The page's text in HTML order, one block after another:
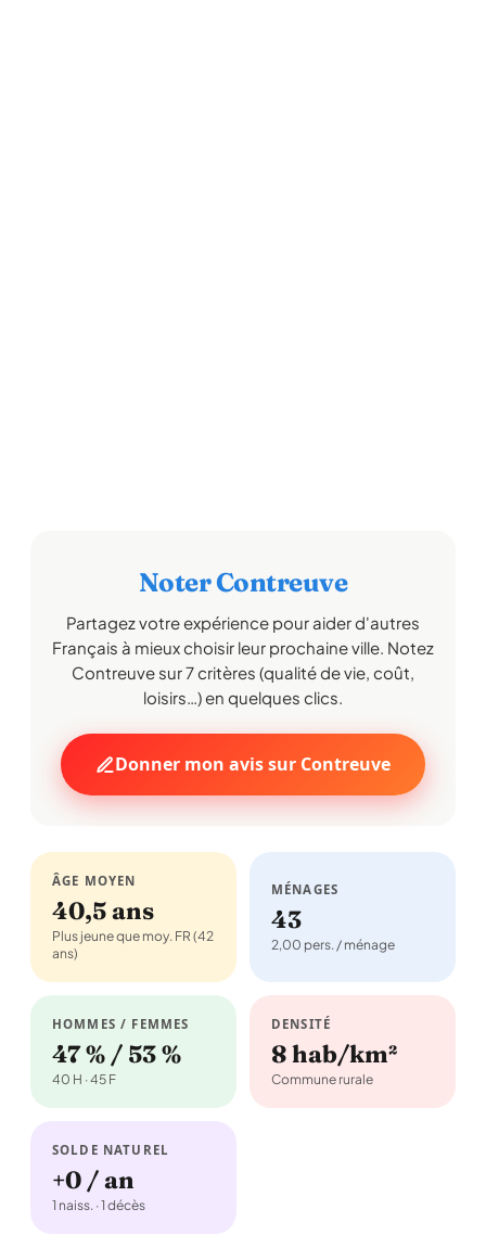
Noter Contreuve
Partagez votre expérience pour aider d'autres
Français à mieux choisir leur prochaine ville. Notez
Contreuve sur 7 critères (qualité de vie, coût,
loisirs…) en quelques clics.
Donner mon avis sur Contreuve
ÂGE MOYEN
40,5 ans
Plus jeune que moy. FR (42
ans)
MÉNAGES
43
2,00 pers. / ménage
HOMMES / FEMMES
47 % / 53 %
40 H · 45 F
DENSITÉ
8 hab/km²
Commune rurale
SOLDE NATUREL
+0 / an
1 naiss. · 1 décès